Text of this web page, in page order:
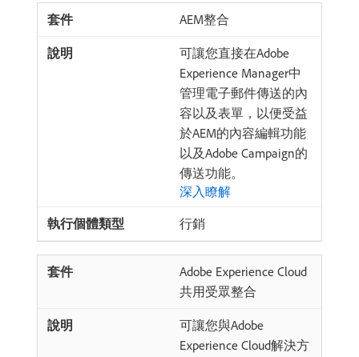
AEM整合
可讓您直接在Adobe
Experience Manager中
管理電子郵件傳送的內
容以及表單，以便受益
於AEM的內容編輯功能
以及Adobe Campaign的
傳送功能。
深入瞭解
行銷
Adobe Experience Cloud
共用受眾整合
可讓您與Adobe
Experience Cloud解決方